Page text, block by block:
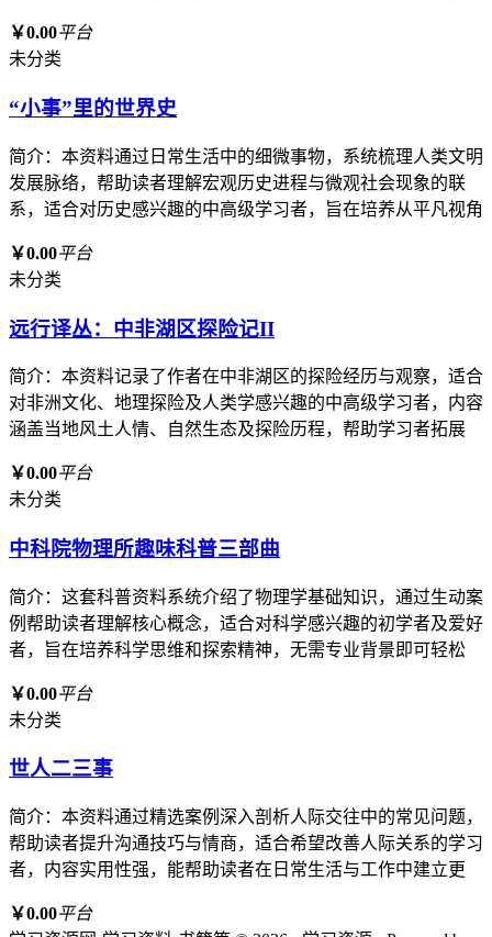
￥0.00平台
未分类
“小事”里的世界史
简介：本资料通过日常生活中的细微事物，系统梳理人类文明
发展脉络，帮助读者理解宏观历史进程与微观社会现象的联
系，适合对历史感兴趣的中高级学习者，旨在培养从平凡视角
￥0.00平台
未分类
远行译丛：中非湖区探险记II
简介：本资料记录了作者在中非湖区的探险经历与观察，适合
对非洲文化、地理探险及人类学感兴趣的中高级学习者，内容
涵盖当地风土人情、自然生态及探险历程，帮助学习者拓展
￥0.00平台
未分类
中科院物理所趣味科普三部曲
简介：这套科普资料系统介绍了物理学基础知识，通过生动案
例帮助读者理解核心概念，适合对科学感兴趣的初学者及爱好
者，旨在培养科学思维和探索精神，无需专业背景即可轻松
￥0.00平台
未分类
世人二三事
简介：本资料通过精选案例深入剖析人际交往中的常见问题，
帮助读者提升沟通技巧与情商，适合希望改善人际关系的学习
者，内容实用性强，能帮助读者在日常生活与工作中建立更
￥0.00平台